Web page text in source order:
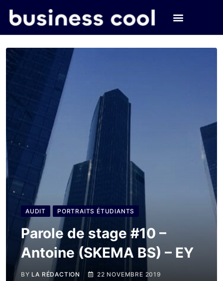
AUDIT PORTRAITS ÉTUDIANTS
Parole de stage #10 –
Antoine (SKEMA BS) – EY
BY LA RÉDACTION 22 NOVEMBRE 2019